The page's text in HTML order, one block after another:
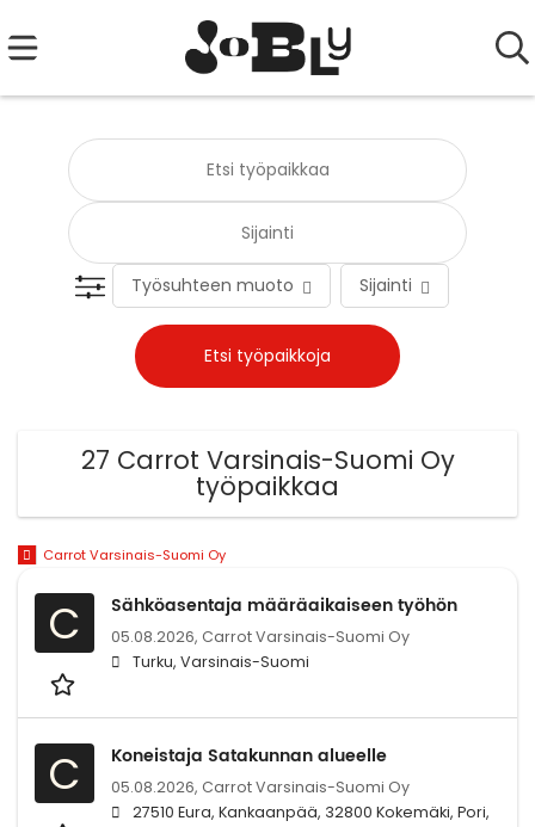
Työsuhteen muoto Sijainti
27 Carrot Varsinais-Suomi Oy
työpaikkaa
Carrot Varsinais-Suomi Oy
C Sähköasentaja määräaikaiseen työhön
05.08.2026, Carrot Varsinais-Suomi Oy
Turku, Varsinais-Suomi
C Koneistaja Satakunnan alueelle
05.08.2026, Carrot Varsinais-Suomi Oy
27510 Eura, Kankaanpää, 32800 Kokemäki, Pori,